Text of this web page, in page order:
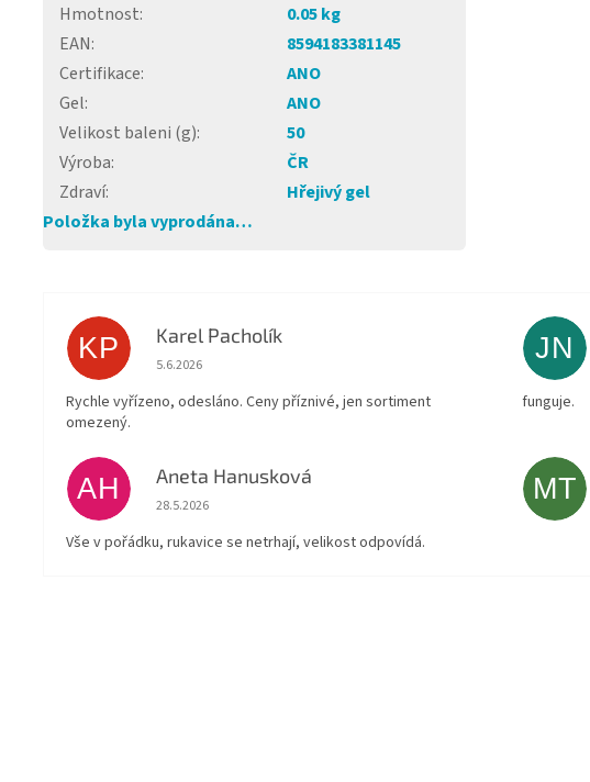
Hmotnost:
0.05 kg
EAN:
8594183381145
Certifikace:
ANO
Gel:
ANO
Velikost baleni (g):
50
Výroba:
ČR
Zdraví:
Hřejivý gel
Položka byla vyprodána…
KP Karel Pacholík
Hodnocení obchodu je 4 z 5 hvězdiček.
5.6.2026
Rychle vyřízeno, odesláno. Ceny příznivé, jen sortiment
omezený.
JN
funguje.
AH Aneta Hanusková
Hodnocení obchodu je 5 z 5 hvězdiček.
28.5.2026
Vše v pořádku, rukavice se netrhají, velikost odpovídá.
MT